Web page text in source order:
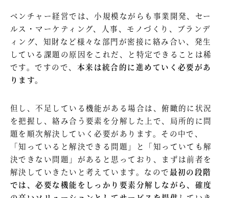
ベンチャー経営では、小規模ながらも事業開発、セー
ルス・マーケティング、人事、モノづくり、ブランデ
ィング、知財など様々な部門が密接に絡み合い、発生
している課題の原因をこれだ、と特定できることは稀
です。ですので、 本来は統合的に進めていく必要があ
ります。
但し、不足している機能がある場合は、俯瞰的に状況
を把握し、絡み合う要素を分解した上で、局所的に問
題を順次解決していく必要があります。その中で、
「知っていると解決できる問題」と「知っていても解
決できない問題」があると思っており、まずは前者を
解決していきたいと考えています。なので最初の段階
では、必要な機能をしっかり要素分解しながら、確度